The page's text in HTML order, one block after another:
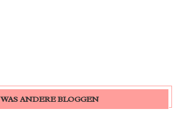
WAS ANDERE BLOGGEN